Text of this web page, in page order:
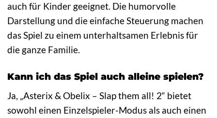
auch für Kinder geeignet. Die humorvolle
Darstellung und die einfache Steuerung machen
das Spiel zu einem unterhaltsamen Erlebnis für
die ganze Familie.
Kann ich das Spiel auch alleine spielen?
Ja, „Asterix & Obelix – Slap them all! 2“ bietet
sowohl einen Einzelspieler-Modus als auch einen